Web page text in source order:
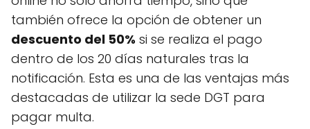
también ofrece la opción de obtener un
descuento del 50% si se realiza el pago
dentro de los 20 días naturales tras la
notificación. Esta es una de las ventajas más
destacadas de utilizar la sede DGT para
pagar multa.